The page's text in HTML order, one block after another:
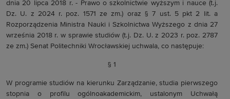
dnia 20 lipca 2018 r. - Prawo o szkolnictwie wyższym i nauce (t.j.
Dz. U. z 2024 r. poz. 1571 ze zm.) oraz § 7 ust. 5 pkt 2 lit. a
Rozporządzenia Ministra Nauki i Szkolnictwa Wyższego z dnia 27
września 2018 r. w sprawie studiów (t.j. Dz. U. z 2023 r. poz. 2787
ze zm.) Senat Politechniki Wrocławskiej uchwala, co następuje:
§ 1
W programie studiów na kierunku Zarządzanie, studia pierwszego
stopnia o profilu ogólnoakademickim, ustalonym Uchwałą